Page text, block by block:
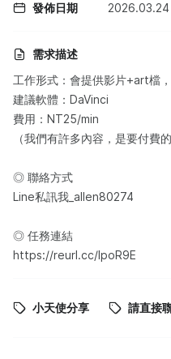
發佈日期 2026.03.24
需求描述
工作形式：會提供影片+art檔
建議軟體：DaVinci
費用：NT25/min
（我們有許多內容，是要付費
◎ 聯絡方式
Line私訊我_allen80274
◎ 任務連結
https://reurl.cc/lpoR9E
小天使分享 請直接